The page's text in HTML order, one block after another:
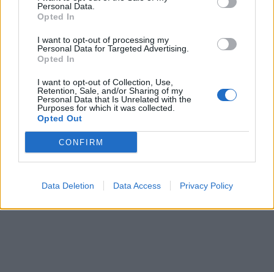
Personal Data.
Opted In
I want to opt-out of processing my
Personal Data for Targeted Advertising.
Opted In
I want to opt-out of Collection, Use,
Retention, Sale, and/or Sharing of my
Personal Data that Is Unrelated with the
Purposes for which it was collected.
Opted Out
CONFIRM
Data Deletion Data Access Privacy Policy
In evidenza